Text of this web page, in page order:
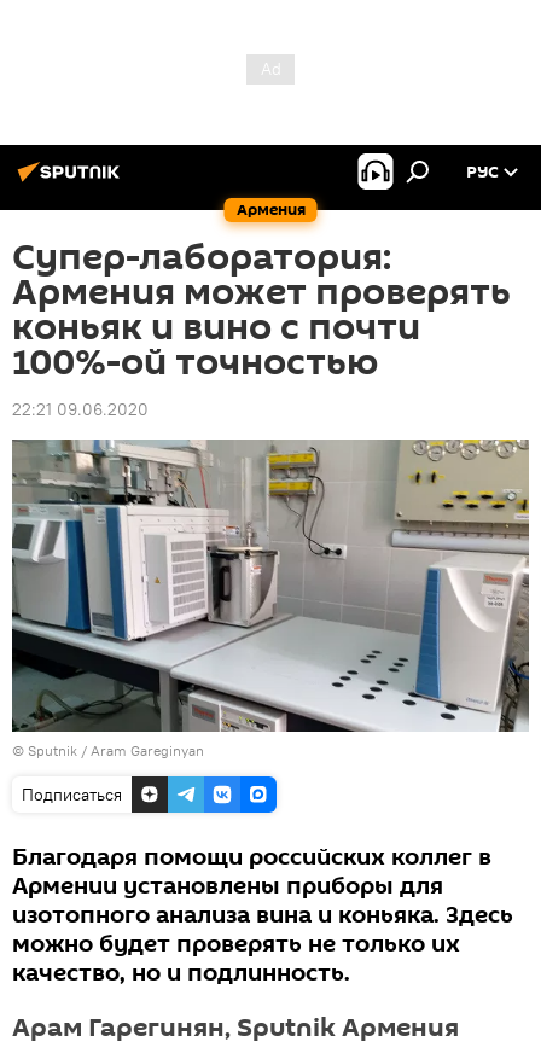
Армения
РУС
Супер-лаборатория:
Армения может проверять
коньяк и вино с почти
100%-ой точностью
22:21 09.06.2020
© Sputnik / Aram Gareginyan
Подписаться
Благодаря помощи российских коллег в
Армении установлены приборы для
изотопного анализа вина и коньяка. Здесь
можно будет проверять не только их
качество, но и подлинность.
Арам Гарегинян, Sputnik Армения